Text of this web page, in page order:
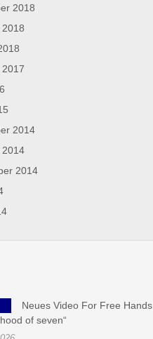
2018
2014
2014
2014
Neues Video For Free Hands
of seven“